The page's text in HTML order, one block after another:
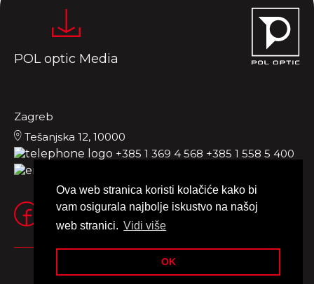
Ova web stranica koristi kolačiće kako bi
vam osigurala najbolje iskustvo na našoj
web stranici. Vidi više
OK
POL optic Media
Zagreb
Tešanjska 12, 10000
+385 1 369 4 568 +385 1 558 5 400
Uvjeti korištenja